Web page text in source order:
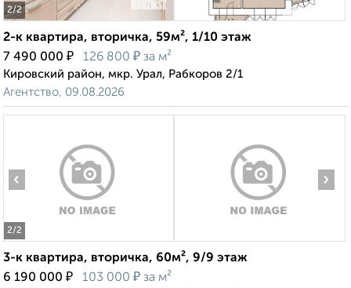
2/2
2-к квартира, вторичка, 59м², 1/10 этаж
7 490 000 ₽ 126 800 ₽ за м²
Кировский район, мкр. Урал, Рабкоров 2/1
Агентство, 09.08.2026
2/2
‹ ›
3-к квартира, вторичка, 60м², 9/9 этаж
6 190 000 ₽ 103 000 ₽ за м²